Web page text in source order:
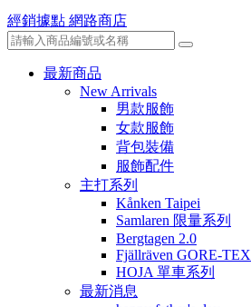
經銷據點 網路商店
最新商品
New Arrivals
男款服飾
女款服飾
背包裝備
服飾配件
主打系列
Kånken Taipei
Samlaren 限量系列
Bergtagen 2.0
Fjällräven GORE-TEX
HOJA 單車系列
最新消息